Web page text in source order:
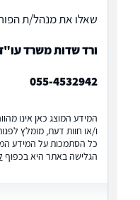
שאלו את מנהל/ת
ורד שדות משרד
055-4532942
המידע המוצג כאן אינו
ו/או חוות דעת, מומלץ
כל הסתמכות על המידע
הגלישה באתר היא בכפוף